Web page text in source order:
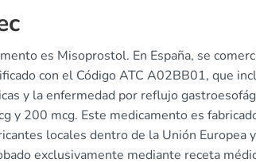
es Misoprostol. En España, se
con el Código ATC A02BB01, que
y la enfermedad por reflujo
y 200 mcg. Este medicamento es
locales dentro de la Unión Europea
exclusivamente mediante receta